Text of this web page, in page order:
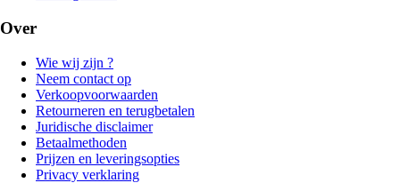
Over
Wie wij zijn ?
Neem contact op
Verkoopvoorwaarden
Retourneren en terugbetalen
Juridische disclaimer
Betaalmethoden
Prijzen en leveringsopties
Privacy verklaring